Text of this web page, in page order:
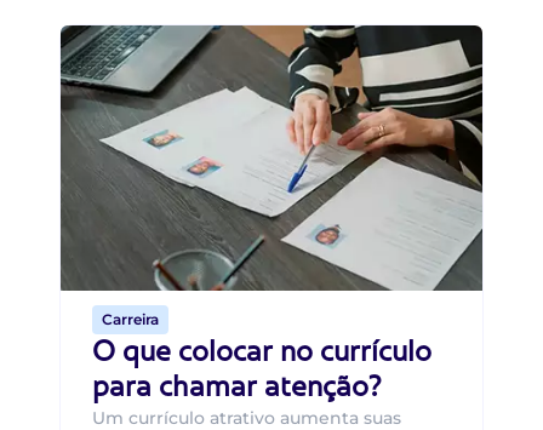
Carreira
O que colocar no currículo
para chamar atenção?
Um currículo atrativo aumenta suas